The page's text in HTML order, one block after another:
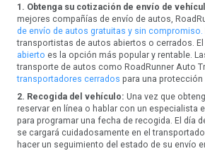
1. Obtenga su cotización de envío de
mejores compañías de envío de autos,
de envío de autos gratuitas y sin compromiso.
transportistas de autos abiertos o cerrados. El
abierto es la opción más popular y rentable.
transporte de autos como RoadRunner Auto
transportadores cerrados para una protección
2. Recogida del vehículo: Una vez que
reservar en línea o hablar con un especialista
para programar una fecha de recogida. El día
se cargará cuidadosamente en el
hacer un seguimiento del estado de su envío